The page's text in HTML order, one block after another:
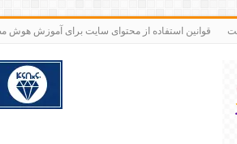
قوانین استفاده از محتوای سایت برای آموزش هوش